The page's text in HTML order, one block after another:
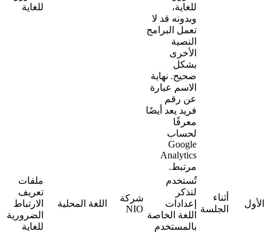
للغاية،
وبدونه قد لا
تعمل البرامج
النصية
الأخرى
بشكل
صحيح. نهاية
الاسم عبارة
عن رقم
فريد يعد أيضًا
معرفًا
لحساب
Google
Analytics
مرتبط.
للغاية
الأول
أثناء
الجلسة
تُستخدم
لتذكر
إعدادات
اللغة الخاصة
بالمستخدم
شركة
NIO
اللغة المحلية
ملفات
تعريف
الارتباط
الضرورية
للغاية